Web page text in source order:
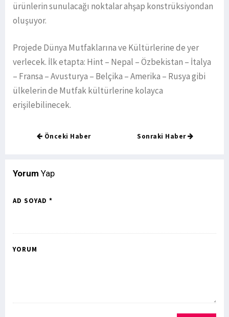
ürünlerin sunulacağı noktalar ahşap konstrüksiyondan
oluşuyor.
Projede Dünya Mutfaklarına ve Kültürlerine de yer
verlecek. İlk etapta: Hint – Nepal – Özbekistan – İtalya
– Fransa – Avusturya – Belçika – Amerika – Rusya gibi
ülkelerin de Mutfak kültürlerine kolayca
erişilebilinecek.
Önceki Haber Sonraki Haber
Yorum Yap
AD SOYAD *
YORUM